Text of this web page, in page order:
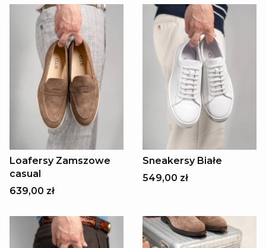
Loafersy Zamszowe
casual
639,00 zł
Sneakersy Białe
549,00 zł